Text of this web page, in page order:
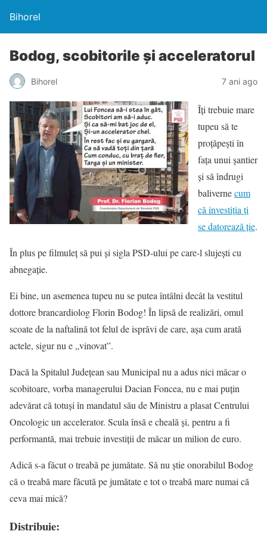
Bihorel
Bodog, scobitorile și acceleratorul
Bihorel 7 ani ago
Îți trebuie mare
tupeu să te
proțăpești în
fața unui șantier
și să îndrugi
balivernecum
că investiția ți
se datorează ție.
În plus pe filmuleț să pui și sigla PSD-ului pe care-l slujești cu
abnegație.
Ei bine, un asemenea tupeu nu se putea întâlni decât la vestitul
dottore brancardiolog Florin Bodog! În lipsă de realizări, omul
scoate de la naftalină tot felul de isprăvi de care, așa cum arată
actele, sigur nu e „vinovat”.
Dacă la Spitalul Județean sau Municipal nu a adus nici măcar o
scobitoare, vorba managerului Dacian Foncea, nu e mai puțin
adevărat că totuși în mandatul său de Ministru a plasat Centrului
Oncologic un accelerator. Scula însă e cheală și, pentru a fi
performantă, mai trebuie investiții de măcar un milion de euro.
Adică s-a făcut o treabă pe jumătate. Să nu știe onorabilul Bodog
că o treabă mare făcută pe jumătate e tot o treabă mare numai că
ceva mai mică?
Distribuie: